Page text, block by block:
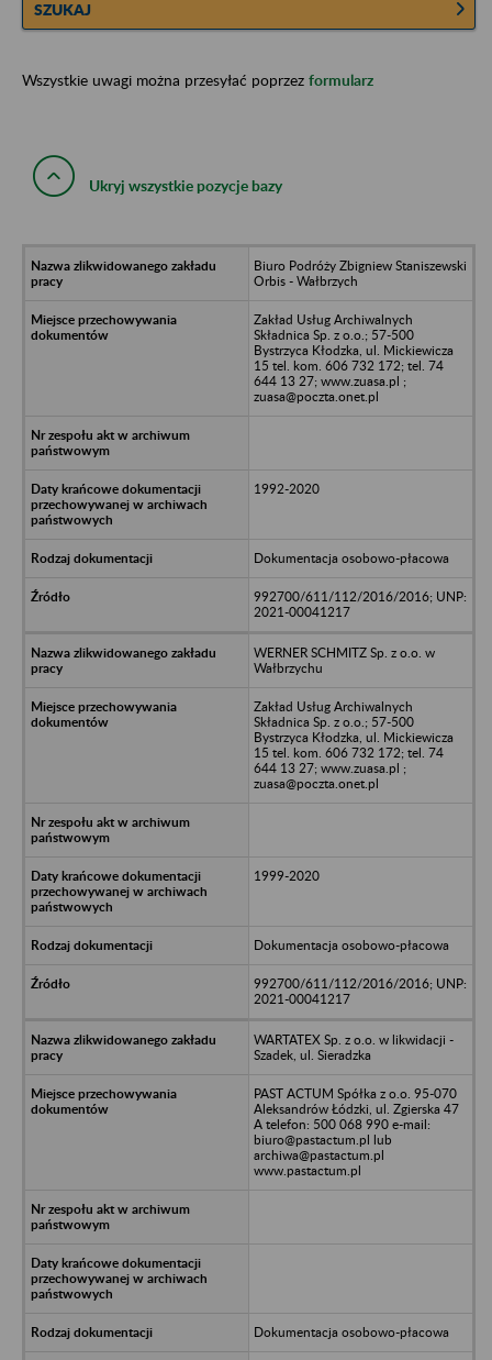
SZUKAJ
Wszystkie uwagi można przesyłać poprzez formularz
Ukryj wszystkie pozycje bazy
Biuro Podróży Zbigniew Staniszewski
Orbis - Wałbrzych
Zakład Usług Archiwalnych
Składnica Sp. z o.o.; 57-500
Bystrzyca Kłodzka, ul. Mickiewicza
15 tel. kom. 606 732 172; tel. 74
644 13 27; www.zuasa.pl ;
zuasa@poczta.onet.pl
1992-2020
Dokumentacja osobowo-płacowa
992700/611/112/2016/2016; UNP:
2021-00041217
WERNER SCHMITZ Sp. z o.o. w
Wałbrzychu
Zakład Usług Archiwalnych
Składnica Sp. z o.o.; 57-500
Bystrzyca Kłodzka, ul. Mickiewicza
15 tel. kom. 606 732 172; tel. 74
644 13 27; www.zuasa.pl ;
zuasa@poczta.onet.pl
1999-2020
Dokumentacja osobowo-płacowa
992700/611/112/2016/2016; UNP:
2021-00041217
WARTATEX Sp. z o.o. w likwidacji -
Szadek, ul. Sieradzka
PAST ACTUM Spółka z o.o. 95-070
Aleksandrów Łódzki, ul. Zgierska 47
A telefon: 500 068 990 e-mail:
biuro@pastactum.pl lub
archiwa@pastactum.pl
www.pastactum.pl
Dokumentacja osobowo-płacowa